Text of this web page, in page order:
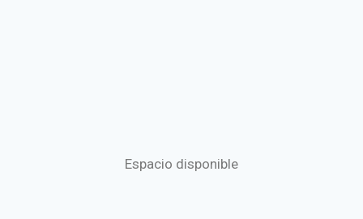
Espacio disponible